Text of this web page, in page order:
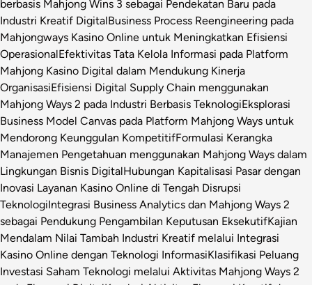
berbasis Mahjong Wins 3 sebagai Pendekatan Baru pada
Industri Kreatif DigitalBusiness Process Reengineering pada
Mahjongways Kasino Online untuk Meningkatkan Efisiensi
OperasionalEfektivitas Tata Kelola Informasi pada Platform
Mahjong Kasino Digital dalam Mendukung Kinerja
OrganisasiEfisiensi Digital Supply Chain menggunakan
Mahjong Ways 2 pada Industri Berbasis TeknologiEksplorasi
Business Model Canvas pada Platform Mahjong Ways untuk
Mendorong Keunggulan KompetitifFormulasi Kerangka
Manajemen Pengetahuan menggunakan Mahjong Ways dalam
Lingkungan Bisnis DigitalHubungan Kapitalisasi Pasar dengan
Inovasi Layanan Kasino Online di Tengah Disrupsi
TeknologiIntegrasi Business Analytics dan Mahjong Ways 2
sebagai Pendukung Pengambilan Keputusan EksekutifKajian
Mendalam Nilai Tambah Industri Kreatif melalui Integrasi
Kasino Online dengan Teknologi InformasiKlasifikasi Peluang
Investasi Saham Teknologi melalui Aktivitas Mahjong Ways 2